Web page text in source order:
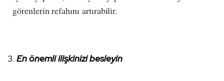
görenlerin refahını artırabilir.
En önemli ilişkinizi besleyin